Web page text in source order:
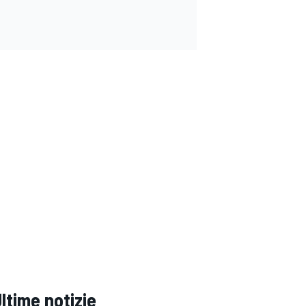
notizie